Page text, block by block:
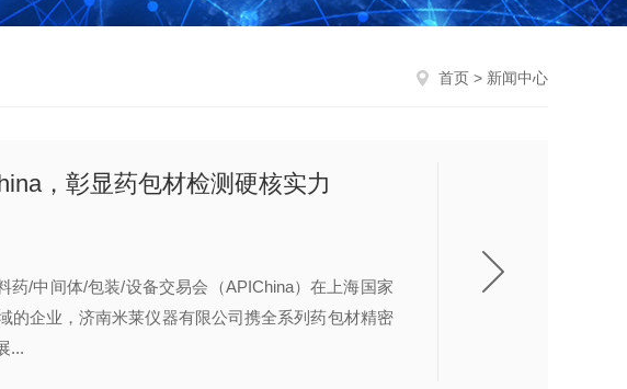
首页 > 新闻中心
，彰显药包材检测硬核实力
/中间体/包装/设备交易会（APIChina）在上海国家
的企业，济南米莱仪器有限公司携全系列药包材精密
...